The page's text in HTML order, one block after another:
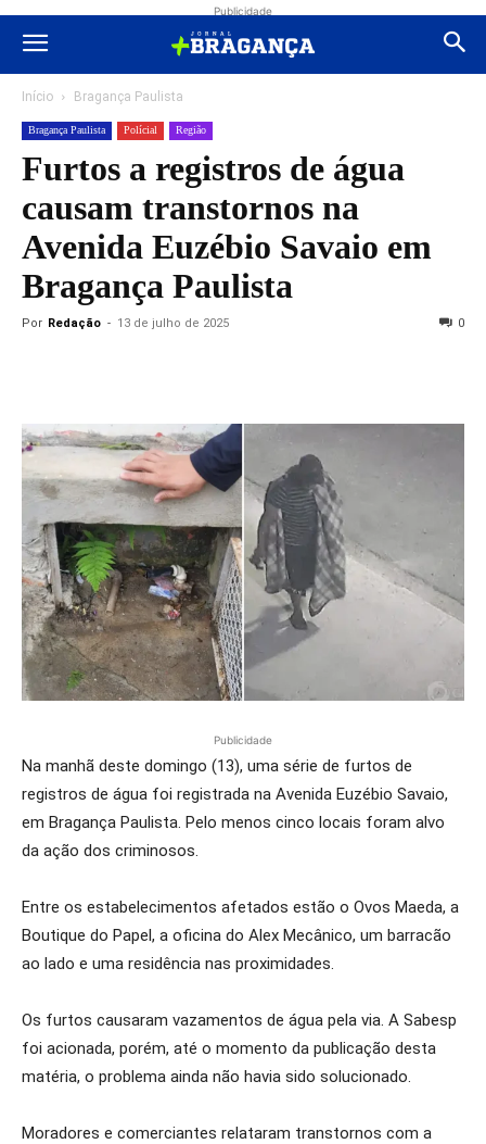
Publicidade
Início Bragança Paulista
Bragança Paulista Polícial Região
Furtos a registros de água
causam transtornos na
Avenida Euzébio Savaio em
Bragança Paulista
Por Redação - 13 de julho de 2025 0
Publicidade
Na manhã deste domingo (13), uma série de furtos de
registros de água foi registrada na Avenida Euzébio Savaio,
em Bragança Paulista. Pelo menos cinco locais foram alvo
da ação dos criminosos.
Entre os estabelecimentos afetados estão o Ovos Maeda, a
Boutique do Papel, a oficina do Alex Mecânico, um barracão
ao lado e uma residência nas proximidades.
Os furtos causaram vazamentos de água pela via. A Sabesp
foi acionada, porém, até o momento da publicação desta
matéria, o problema ainda não havia sido solucionado.
Moradores e comerciantes relataram transtornos com a